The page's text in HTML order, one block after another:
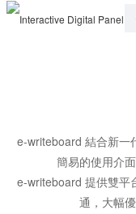
e-writeboard 結合新一
簡易的使用介
e-writeboard 提供雙平
通，大幅